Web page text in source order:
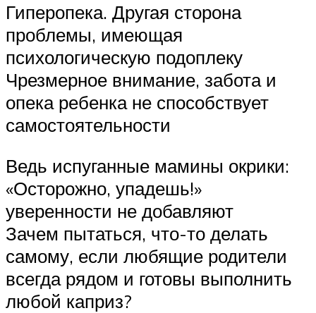
Гиперопека. Другая сторона
проблемы, имеющая
психологическую подоплеку
Чрезмерное внимание, забота и
опека ребенка не способствует
самостоятельности
Ведь испуганные мамины окрики:
«Осторожно, упадешь!»
уверенности не добавляют
Зачем пытаться, что-то делать
самому, если любящие родители
всегда рядом и готовы выполнить
любой каприз?